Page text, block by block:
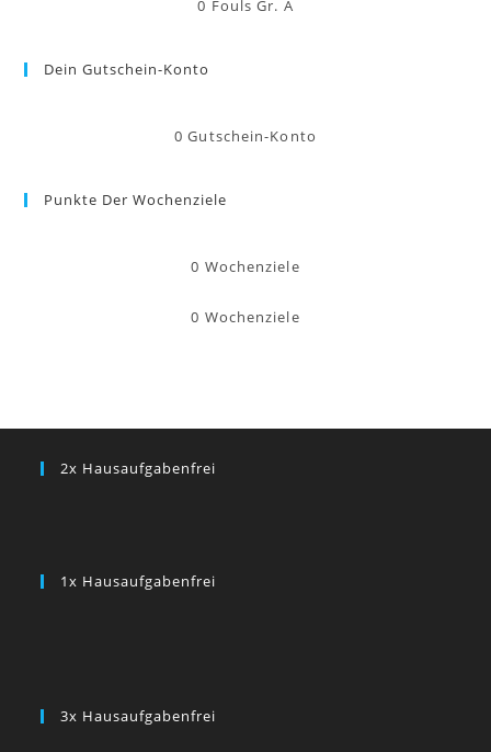
0 Fouls Gr. A
Dein Gutschein-Konto
0 Gutschein-Konto
Punkte Der Wochenziele
0 Wochenziele
0 Wochenziele
2x Hausaufgabenfrei
1x Hausaufgabenfrei
3x Hausaufgabenfrei